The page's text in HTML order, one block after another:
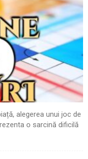
alegerea unui joc de
o sarcină dificilă